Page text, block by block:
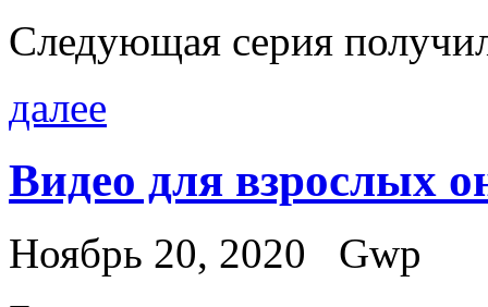
Следующая серия
далее
Видео для взрослых
Ноябрь 20, 2020
Gwp